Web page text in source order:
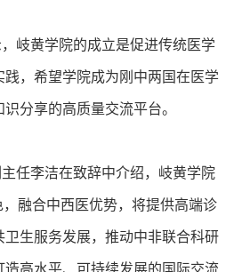
岐黄学院的成立是促进传统医学
，希望学院成为刚中两国在医学
分享的高质量交流平台。
任李洁在致辞中介绍，岐黄学院
融合中西医优势，将提供高端诊
生服务发展，推动中非联合科研
高水平、可持续发展的国际交流